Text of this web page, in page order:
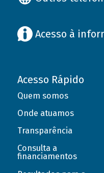
Acesso à
Acesso Rápido
Quem somos
Onde atuamos
Transparência
Consulta a
financiamentos